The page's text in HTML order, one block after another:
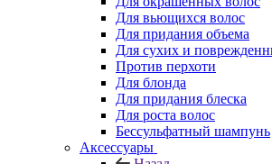
Для вьющихся волос
Для придания объема
Для сухих и
Против перхоти
Для блонда
Для придания блеска
Для роста волос
Бессульфатный шампунь
Аксессуары